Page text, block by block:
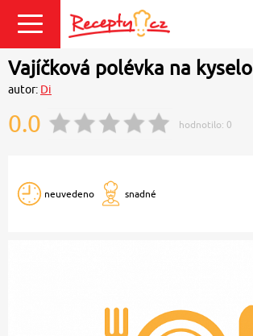
Přihlásit se
Vajíčková polévka na kyselo
autor: Di
0.0 hodnotilo: 0
neuvedeno snadné